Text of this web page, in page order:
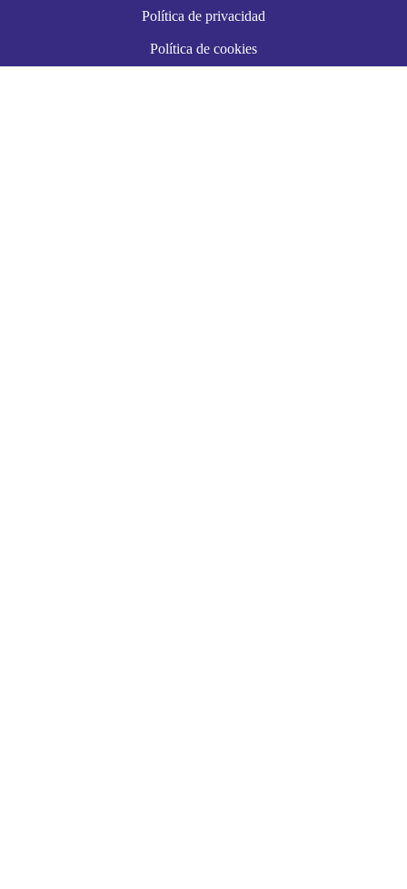
Política de privacidad
Política de cookies